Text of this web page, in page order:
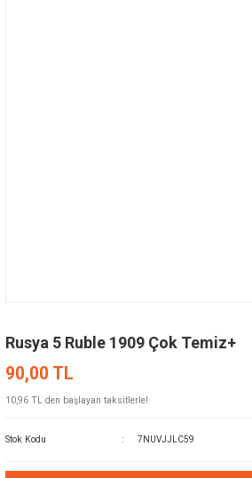
Rusya 5 Ruble 1909 Çok Temiz+
90,00 TL
10,96 TL den başlayan taksitlerle!
Stok Kodu 7NUVJJLC59